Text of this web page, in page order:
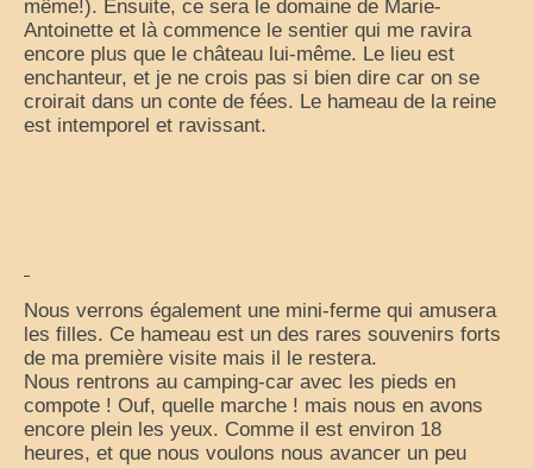
même!). Ensuite, ce sera le domaine de Marie-
Antoinette et là commence le sentier qui me ravira
encore plus que le château lui-même. Le lieu est
enchanteur, et je ne crois pas si bien dire car on se
croirait dans un conte de fées. Le hameau de la reine
est intemporel et ravissant.
Nous verrons également une mini-ferme qui amusera
les filles. Ce hameau est un des rares souvenirs forts
de ma première visite mais il le restera.
Nous rentrons au camping-car avec les pieds en
compote ! Ouf, quelle marche ! mais nous en avons
encore plein les yeux. Comme il est environ 18
heures, et que nous voulons nous avancer un peu